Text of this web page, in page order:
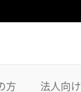
方 法人向け